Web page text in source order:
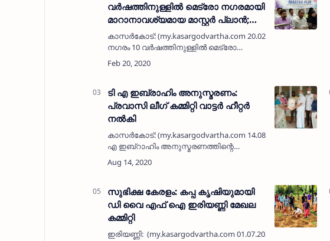
വര്‍ഷത്തിനുള്ളില്‍ മെട്രോ നഗരമായി
മാറാനാവശ്യമായ മാസ്റ്റര്‍ പ്ലാന്‍;
ലെന്‍സ് ഫെഡിന്റെ നേതൃത്വത്തില്‍
സെമിനാര്‍ സംഘടിപ്പിച്ചു
കാസര്‍കോട്: (my.kasargodvartha.com 20.02.2020) കാസര്‍കോട്
നഗരം 10 വര്‍ഷത്തിനുള്ളില്‍ മെട്രോ
നഗരമായി മാറാനാവശ്യമായ രീതിയില്‍
തയ്യാറാക്കിയ മാസ്റ്റര്‍ പ്ലാന്‍ സംബന്ധ…
ടി എ ഇബ്രാഹിം അനുസ്മരണം:
പ്രവാസി ലീഗ് കമ്മിറ്റി വാട്ടർ ഹീറ്റർ
നൽകി
കാസർകോട്: (my.kasargodvartha.com 14.08.2020) ടി
എ ഇബ്റാഹിം അനുസ്മരണത്തിന്റെ
ഭാഗമായി നിയോജക മണ്ഡലം പ്രവാസി
ലീഗ് കമ്മിറ്റി കാസർകോട് ഗവൺമെൻറ്
സുഭിക്ഷ കേരളം: കപ്പ കൃഷിയുമായി
ഡി വൈ എഫ് ഐ ഇരിയണ്ണി മേഖല
കമ്മിറ്റി
ഇരിയണ്ണി: (my.kasargodvartha.com 01.07.2020) കേരള